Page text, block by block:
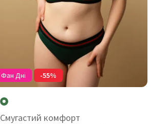
Фан Дні -55%
Смугастий комфорт